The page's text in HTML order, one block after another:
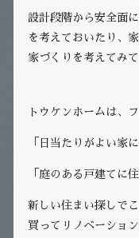
設計段階から安全面
を考えておいたり、
家づくりを考えてみて
トウケンホームは、
「日当たりがよい家
「庭のある戸建てに
新しい住まい探しで
買ってリノベーショ